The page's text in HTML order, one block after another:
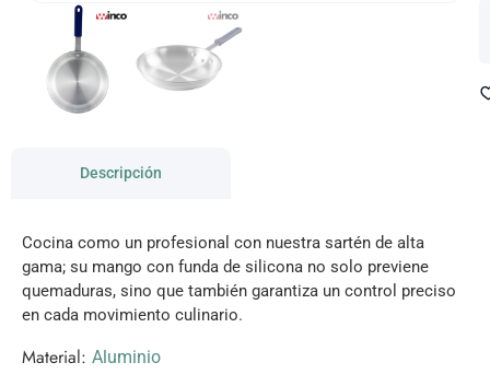
Descripción
Cocina como un profesional con nuestra sartén de alta
gama; su mango con funda de silicona no solo previene
quemaduras, sino que también garantiza un control preciso
en cada movimiento culinario.
Material: Aluminio